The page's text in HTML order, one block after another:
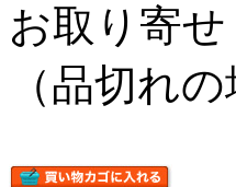
お取り寄せ
（品切れ